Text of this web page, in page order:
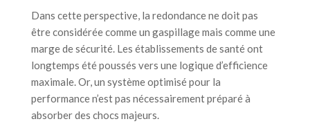
Dans cette perspective, la redondance ne doit pas
être considérée comme un gaspillage mais comme une
marge de sécurité. Les établissements de santé ont
longtemps été poussés vers une logique d’efficience
maximale. Or, un système optimisé pour la
performance n’est pas nécessairement préparé à
absorber des chocs majeurs.